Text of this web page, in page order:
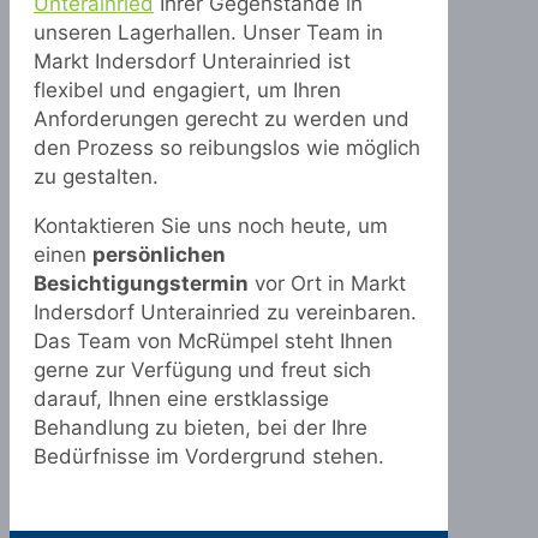
unseren Lagerhallen. Unser Team in
Markt Indersdorf Unterainried ist
flexibel und engagiert, um Ihren
Anforderungen gerecht zu werden und
den Prozess so reibungslos wie möglich
zu gestalten.
Kontaktieren Sie uns noch heute, um
einen persönlichen
Besichtigungstermin vor Ort in Markt
Indersdorf Unterainried zu vereinbaren.
Das Team von McRümpel steht Ihnen
gerne zur Verfügung und freut sich
darauf, Ihnen eine erstklassige
Behandlung zu bieten, bei der Ihre
Bedürfnisse im Vordergrund stehen.